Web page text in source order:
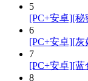
5
[PC+安卓][秘
6
[PC+安卓][灰
7
[PC+安卓][蓝
8